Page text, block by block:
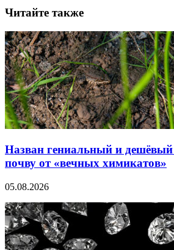
Читайте также
Назван гениальный и дешёвый
почву от «вечных химикатов»
05.08.2026